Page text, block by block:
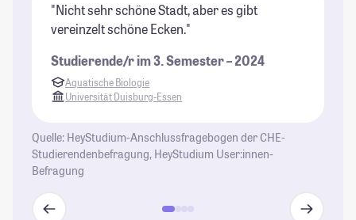
"Nicht sehr schöne Stadt, aber es gibt
vereinzelt schöne Ecken."
Studierende/r im 3. Semester – 2024
Aquatische Biologie
Universität Duisburg-Essen
Quelle: HeyStudium-Anschlussfragebogen der CHE-
Studierendenbefragung, HeyStudium User:innen-
Befragung